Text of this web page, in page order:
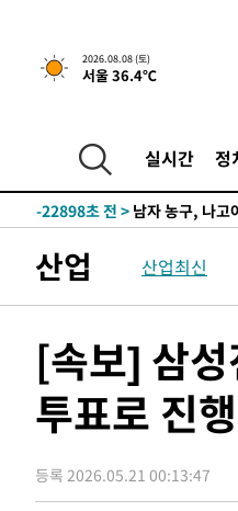
2026.08.08 (토)
서울 36.4℃
실시간 정
1시간 전 >[속보]뉴욕증시 상
-31547초 전 >강릉에 시간당
-25364초 전 >
선재도서 해루
-22898초 전 >
-22274초 전 > 여수 오동도 해
주 날씨]
-15519초 전 >
축구협회 "압
-14036초 전 >[속보]'압수수색
1시간 전 >[속보]뉴욕증시 상
-31547초 전 >강릉에 시간당
-27654초 전 >백운산서 80년
-22898초 전 >남자 농구, 나고
산업 산업최신
[속보] 삼
투표로 진
등록 2026.05.21 00:13:47